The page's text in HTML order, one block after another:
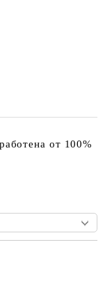
от 100%